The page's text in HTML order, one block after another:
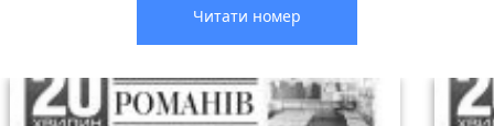
Читати номер